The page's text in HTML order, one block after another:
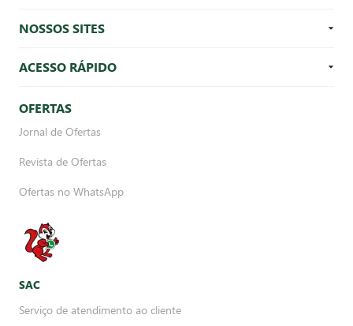
NOSSOS SITES
ACESSO RÁPIDO
OFERTAS
Jornal de Ofertas
Revista de Ofertas
Ofertas no WhatsApp
SAC
Serviço de atendimento ao cliente